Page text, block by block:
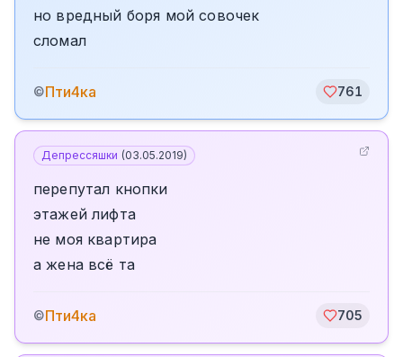
но вредный боря мой совочек
сломал
©Пти4ка 761
Депрессяшки (03.05.2019)
перепутал кнопки
этажей лифта
не моя квартира
а жена всё та
©Пти4ка 705